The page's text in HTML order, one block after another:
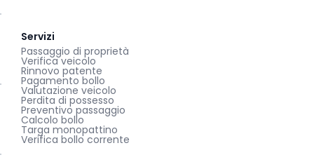
Servizi
Passaggio di proprietà
Verifica veicolo
Rinnovo patente
Pagamento bollo
Valutazione veicolo
Perdita di possesso
Preventivo passaggio
Calcolo bollo
Targa monopattino
Verifica bollo corrente